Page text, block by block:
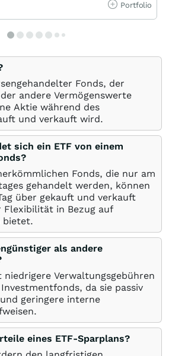
Portfolio
Fonds, der
andere Vermögenswerte
Aktie während des
und verkauft wird.
sich ein ETF von einem
Fonds, die nur am
gehandelt werden, können
über gekauft und verkauft
Flexibilität in Bezug auf
bietet.
als andere
niedrigere Verwaltungsgebühren
da sie passiv
geringere interne
eines ETF-Sparplans?